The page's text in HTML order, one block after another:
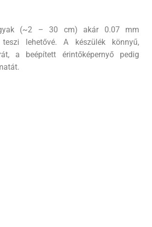
(~2 – 30 cm) akár 0.07 mm
lehetővé. A készülék könnyű,
a beépített érintőképernyő pedig